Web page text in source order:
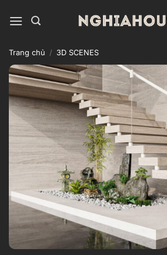
qua
dung
Trang chủ / 3D SCENES